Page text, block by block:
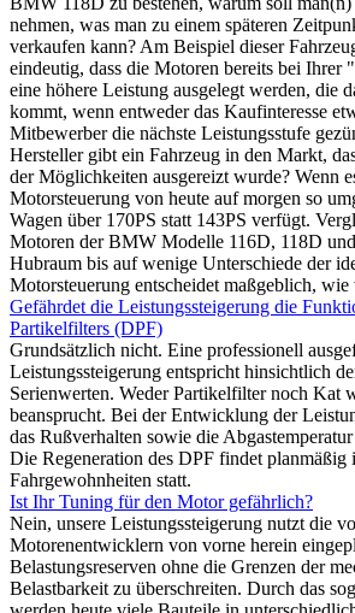
nehmen, was man zu einem späteren
verkaufen kann? Am Beispiel dieser
eindeutig, dass die Motoren bereits bei
eine höhere Leistung ausgelegt werden, die
kommt, wenn entweder das Kaufinteresse
Mitbewerber die nächste Leistungsstufe
Hersteller gibt ein Fahrzeug in den Markt,
der Möglichkeiten ausgereizt wurde? Wenn
Motorsteuerung von heute auf morgen so
Wagen über 170PS statt 143PS verfügt.
Motoren der BMW Modelle 116D, 118D
Hubraum bis auf wenige Unterschiede der
Motorsteuerung entscheidet maßgeblich,
Gefährdet die Leistungssteigerung die
Partikelfilters (DPF)
Grundsätzlich nicht. Eine professionell
Leistungssteigerung entspricht hinsichtlich
Serienwerten. Weder Partikelfilter noch Kat
beansprucht. Bei der Entwicklung der
das Rußverhalten sowie die
Die Regeneration des DPF findet
Fahrgewohnheiten statt.
Ist Ihr Tuning für den Motor gefährlich?
Nein, unsere Leistungssteigerung nutzt die
Motorenentwicklern von vorne herein
Belastungsreserven ohne die Grenzen der
Belastbarkeit zu überschreiten. Durch das